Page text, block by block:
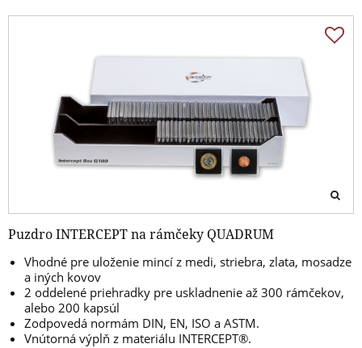
Puzdro INTERCEPT na rámčeky QUADRUM
Vhodné pre uloženie mincí z medi, striebra, zlata, mosadze
a iných kovov
2 oddelené priehradky pre uskladnenie až 300 rámčekov,
alebo 200 kapsúl
Zodpovedá normám DIN, EN, ISO a ASTM.
Vnútorná výplň z materiálu INTERCEPT®.